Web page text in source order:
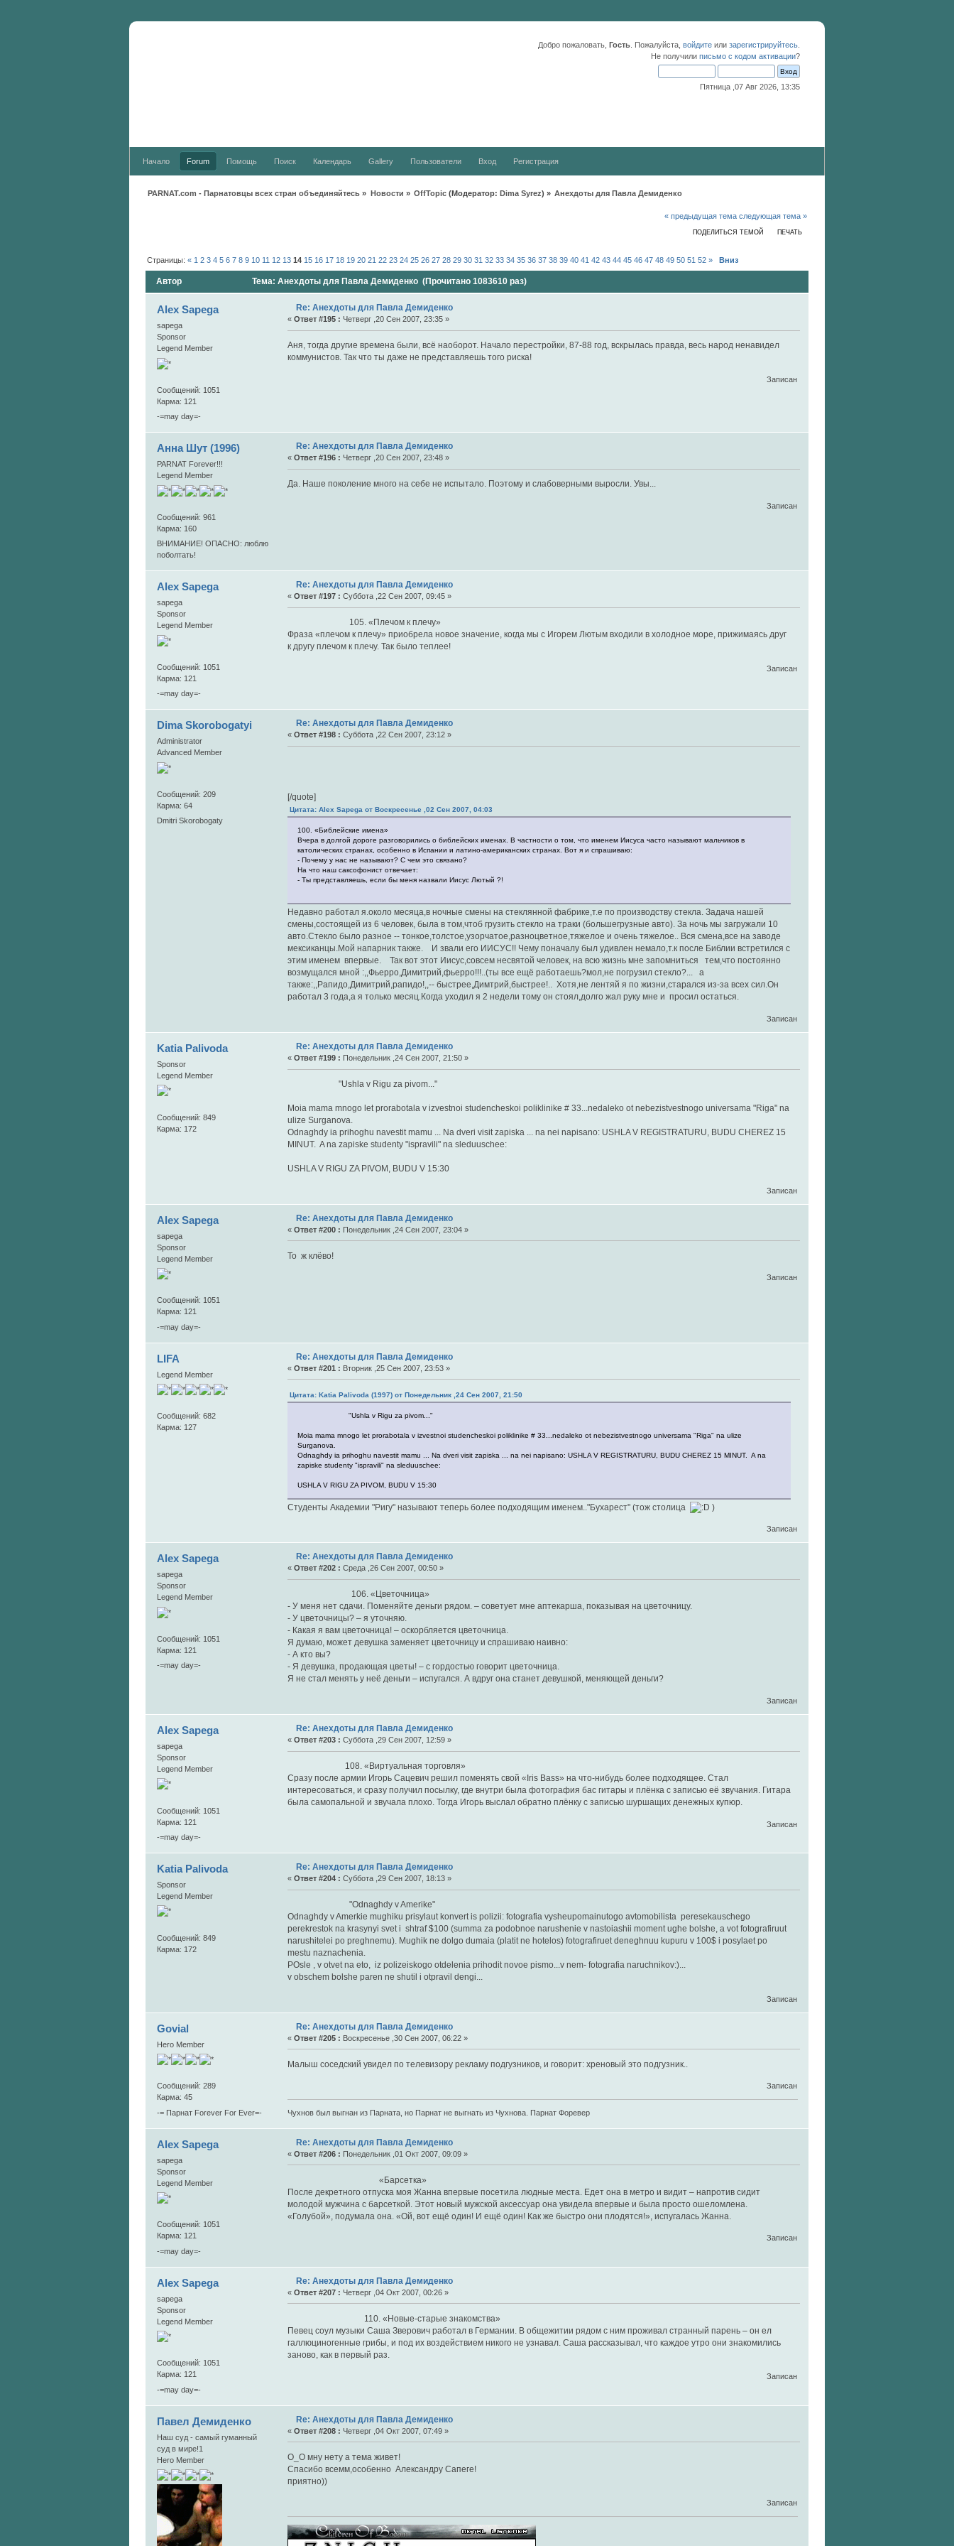
Добро пожаловать, Гость . Пожалуйста, войдите или зарегистрируйтесь
Не получили письмо с кодом активации?
Пятница ,07 Авг 2026, 13:35
Начало Forum Помощь Поиск Календарь Gallery Пользователи Вход Регистрация
PARNAT.com - Парнатовцы всех стран объединяйтесь » Новости » OffTopic(Модератор: Dima Syrez) » Анехдоты для Павла Демиденко
« предыдущая тема следующая тема »
ПОДЕЛИТЬСЯ ТЕМОЙ ПЕЧАТЬ
Страницы:« 1 2 3 4 5 6 7 8 9 10 11 12 13 14 15 16 17 18 19 20 21 22 23 24 25 26 27 28 29 30 31 32 33 34 35 36 37 38 39 40 41 42 43 44 45 46 47 48 49 50 51 52 » Вниз
Автор Тема: Анехдоты для Павла Демиденко (Прочитано 1083610 раз)
Alex Sapega
sapega
Sponsor
Legend Member
Сообщений: 1051
Карма: 121
-=may day=-
Re: Анехдоты для Павла Демиденко
« Ответ #195 : Четверг ,20 Сен 2007, 23:35 »
Аня, тогда другие времена были, всё наоборот. Начало перестройки, 87-88 год, вскрылась правда, весь народ ненавидел
коммунистов. Так что ты даже не представляешь того риска!
Записан
Анна Шут (1996)
PARNAT Forever!!!
Legend Member
Сообщений: 961
Карма: 160
ВНИМАНИЕ! ОПАСНО: люблю
поболтать!
Re: Анехдоты для Павла Демиденко
« Ответ #196 : Четверг ,20 Сен 2007, 23:48 »
Да. Наше поколение много на себе не испытало. Поэтому и слабоверными выросли. Увы...
Записан
Alex Sapega
sapega
Sponsor
Legend Member
Сообщений: 1051
Карма: 121
-=may day=-
Re: Анехдоты для Павла Демиденко
« Ответ #197 : Суббота ,22 Сен 2007, 09:45 »
105. «Плечом к плечу»
Фраза «плечом к плечу» приобрела новое значение, когда мы с Игорем Лютым входили в холодное море, прижимаясь друг
к другу плечом к плечу. Так было теплее!
Записан
Dima Skorobogatyi
Administrator
Advanced Member
Сообщений: 209
Карма: 64
Dmitri Skorobogaty
Re: Анехдоты для Павла Демиденко
« Ответ #198 : Суббота ,22 Сен 2007, 23:12 »
[/quote]
Цитата: Alex Sapega от Воскресенье ,02 Сен 2007, 04:03
100. «Библейские имена»
Вчера в долгой дороге разговорились о библейских именах. В частности о том, что именем Иисуса часто называют мальчиков в
католических странах, особенно в Испании и латино-американских странах. Вот я и спрашиваю:
- Почему у нас не называют? С чем это связано?
На что наш саксофонист отвечает:
- Ты представляешь, если бы меня назвали Иисус Лютый ?!
Недавно работал я.около месяца,в ночные смены на стеклянной фабрике,т.е по производству стекла. Задача нашей
смены,состоящей из 6 человек, была в том,чтоб грузить стекло на траки (большегрузные авто). За ночь мы загружали 10
авто.Стекло было разное -- тонкое,толстое,узорчатое,разноцветное,тяжелое и очень тяжелое.. Вся смена,все на заводе
мексиканцы.Мой напарник также. И звали его ИИСУС!! Чему поначалу был удивлен немало,т.к после Библии встретился с
этим именем впервые. Так вот этот Иисус,совсем несвятой человек, на всю жизнь мне запомниться тем,что постоянно
возмущался мной :,,Фьерро,Димитрий,фьерро!!!..(ты все ещё работаешь?мол,не погрузил стекло?... а
также:,,Рапидо,Димитрий,рапидо!,,-- быстрее,Димтрий,быстрее!.. Хотя,не лентяй я по жизни,старался из-за всех сил.Он
работал 3 года,а я только месяц.Когда уходил я 2 недели тому он стоял,долго жал руку мне и просил остаться.
Записан
Katia Palivoda
Sponsor
Legend Member
Сообщений: 849
Карма: 172
Re: Анехдоты для Павла Демиденко
« Ответ #199 : Понедельник ,24 Сен 2007, 21:50 »
"Ushla v Rigu za pivom..."
Moia mama mnogo let prorabotala v izvestnoi studencheskoi poliklinike # 33...nedaleko ot nebezistvestnogo universama "Riga" na
ulize Surganova.
Odnaghdy ia prihoghu navestit mamu ... Na dveri visit zapiska ... na nei napisano: USHLA V REGISTRATURU, BUDU CHEREZ 15
MINUT. A na zapiske studenty "ispravili" na sleduuschee:
USHLA V RIGU ZA PIVOM, BUDU V 15:30
Записан
Alex Sapega
sapega
Sponsor
Legend Member
Сообщений: 1051
Карма: 121
-=may day=-
Re: Анехдоты для Павла Демиденко
« Ответ #200 : Понедельник ,24 Сен 2007, 23:04 »
То ж клёво!
Записан
LIFA
Legend Member
Сообщений: 682
Карма: 127
Re: Анехдоты для Павла Демиденко
« Ответ #201 : Вторник ,25 Сен 2007, 23:53 »
Цитата: Katia Palivoda (1997) от Понедельник ,24 Сен 2007, 21:50
"Ushla v Rigu za pivom..."
Moia mama mnogo let prorabotala v izvestnoi studencheskoi poliklinike # 33...nedaleko ot nebezistvestnogo universama "Riga" na ulize
Surganova.
Odnaghdy ia prihoghu navestit mamu ... Na dveri visit zapiska ... na nei napisano: USHLA V REGISTRATURU, BUDU CHEREZ 15 MINUT. A na
zapiske studenty "ispravili" na sleduuschee:
USHLA V RIGU ZA PIVOM, BUDU V 15:30
Студенты Академии "Ригу" называют теперь более подходящим именем.."Бухарест" (тож столица )
Записан
Alex Sapega
sapega
Sponsor
Legend Member
Сообщений: 1051
Карма: 121
-=may day=-
Re: Анехдоты для Павла Демиденко
« Ответ #202 : Среда ,26 Сен 2007, 00:50 »
106. «Цветочница»
- У меня нет сдачи. Поменяйте деньги рядом. – советует мне аптекарша, показывая на цветочницу.
- У цветочницы? – я уточняю.
- Какая я вам цветочница! – оскорбляется цветочница.
Я думаю, может девушка заменяет цветочницу и спрашиваю наивно:
- А кто вы?
- Я девушка, продающая цветы! – с гордостью говорит цветочница.
Я не стал менять у неё деньги – испугался. А вдруг она станет девушкой, меняющей деньги?
Записан
Alex Sapega
sapega
Sponsor
Legend Member
Сообщений: 1051
Карма: 121
-=may day=-
Re: Анехдоты для Павла Демиденко
« Ответ #203 : Суббота ,29 Сен 2007, 12:59 »
108. «Виртуальная торговля»
Сразу после армии Игорь Сацевич решил поменять свой «Iris Bass» на что-нибудь более подходящее. Стал
интересоваться, и сразу получил посылку, где внутри была фотография бас гитары и плёнка с записью её звучания. Гитара
была самопальной и звучала плохо. Тогда Игорь выслал обратно плёнку с записью шуршащих денежных купюр.
Записан
Katia Palivoda
Sponsor
Legend Member
Сообщений: 849
Карма: 172
Re: Анехдоты для Павла Демиденко
« Ответ #204 : Суббота ,29 Сен 2007, 18:13 »
"Odnaghdy v Amerike"
Odnaghdy v Amerkie mughiku prisylaut konvert is polizii: fotografia vysheupomainutogo avtomobilista peresekauschego
perekrestok na krasynyi svet i shtraf $100 (summa za podobnoe narushenie v nastoiashii moment ughe bolshe, a vot fotografiruut
narushitelei po preghnemu). Mughik ne dolgo dumaia (platit ne hotelos) fotografiruet deneghnuu kupuru v 100$ i posylaet po
mestu naznachenia.
POsle , v otvet na eto, iz polizeiskogo otdelenia prihodit novoe pismo...v nem- fotografia naruchnikov:)...
v obschem bolshe paren ne shutil i otpravil dengi...
Записан
Govial
Hero Member
Сообщений: 289
Карма: 45
-= Парнат Forever For Ever=-
Re: Анехдоты для Павла Демиденко
« Ответ #205 : Воскресенье ,30 Сен 2007, 06:22 »
Малыш соседский увидел по телевизору рекламу подгузников, и говорит: хреновый это подгузник..
Записан
Чухнов был выгнан из Парната, но Парнат не выгнать из Чухнова. Парнат Форевер
Alex Sapega
sapega
Sponsor
Legend Member
Сообщений: 1051
Карма: 121
-=may day=-
Re: Анехдоты для Павла Демиденко
« Ответ #206 : Понедельник ,01 Окт 2007, 09:09 »
«Барсетка»
После декретного отпуска моя Жанна впервые посетила людные места. Едет она в метро и видит – напротив сидит
молодой мужчина с барсеткой. Этот новый мужской аксессуар она увидела впервые и была просто ошеломлена.
«Голубой», подумала она. «Ой, вот ещё один! И ещё один! Как же быстро они плодятся!», испугалась Жанна.
Записан
Alex Sapega
sapega
Sponsor
Legend Member
Сообщений: 1051
Карма: 121
-=may day=-
Re: Анехдоты для Павла Демиденко
« Ответ #207 : Четверг ,04 Окт 2007, 00:26 »
110. «Новые-старые знакомства»
Певец соул музыки Саша Зверович работал в Германии. В общежитии рядом с ним проживал странный парень – он ел
галлюциногенные грибы, и под их воздействием никого не узнавал. Саша рассказывал, что каждое утро они знакомились
заново, как в первый раз.
Записан
Павел Демиденко
Наш суд - самый гуманный
суд в мире!1
Hero Member
Re: Анехдоты для Павла Демиденко
« Ответ #208 : Четверг ,04 Окт 2007, 07:49 »
O_O мну нету а тема живет!
Спасибо всемм,особенно Александру Сапеге!
приятно))
Записан